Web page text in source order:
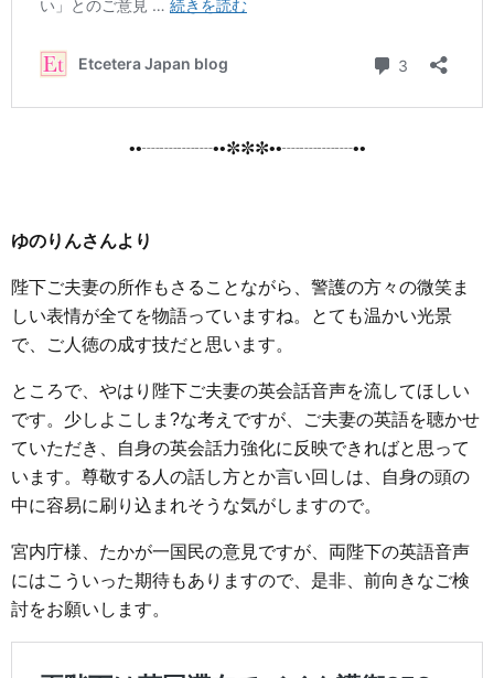
••┈┈┈┈••✼✼✼••┈┈┈┈••
ゆのりんさんより
陛下ご夫妻の所作もさることながら、警護の方々の微笑ま
しい表情が全てを物語っていますね。とても温かい光景
で、ご人徳の成す技だと思います。
ところで、やはり陛下ご夫妻の英会話音声を流してほしい
です。少しよこしま?な考えですが、ご夫妻の英語を聴かせ
ていただき、自身の英会話力強化に反映できればと思って
います。尊敬する人の話し方とか言い回しは、自身の頭の
中に容易に刷り込まれそうな気がしますので。
宮内庁様、たかが一国民の意見ですが、両陛下の英語音声
にはこういった期待もありますので、是非、前向きなご検
討をお願いします。